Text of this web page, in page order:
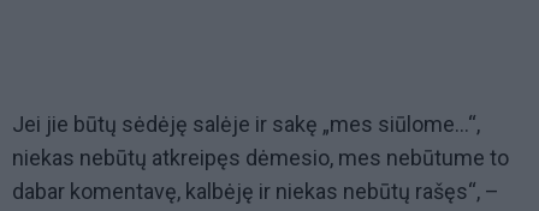
Jei jie būtų sėdėję salėje ir sakę „mes siūlome...“,
niekas nebūtų atkreipęs dėmesio, mes nebūtume to
dabar komentavę, kalbėję ir niekas nebūtų rašęs“, –